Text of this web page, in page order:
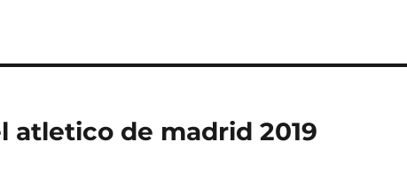
atletico de madrid 2019